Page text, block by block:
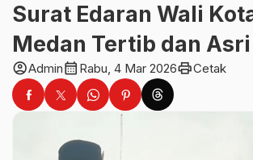
Surat Edaran Wali
Medan Tertib dan Asri
account_circleAdmincalendar_month Rabu, 4 Mar 2026printCetak